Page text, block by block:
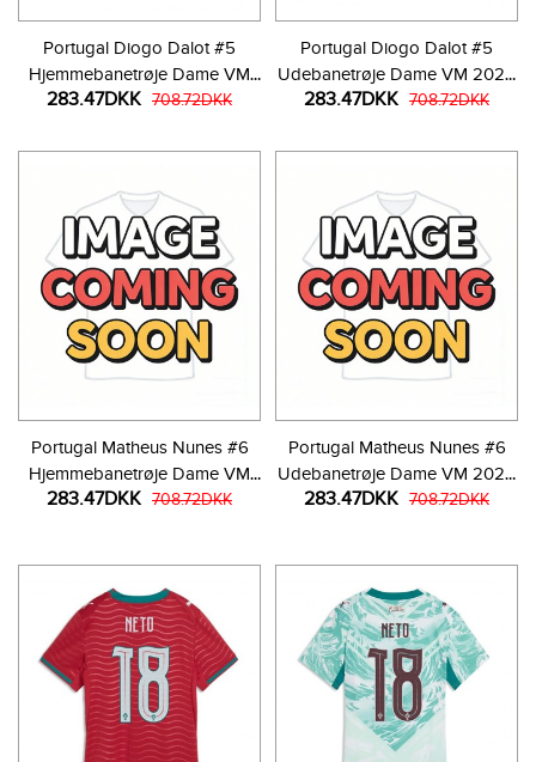
Portugal Diogo Dalot #5
Hjemmebanetrøje Dame VM
2026 Kortærmet
283.47DKK 708.72DKK
Portugal Diogo Dalot #5
Udebanetrøje Dame VM 2026
Kortærmet
283.47DKK 708.72DKK
Portugal Matheus Nunes #6
Hjemmebanetrøje Dame VM
2026 Kortærmet
283.47DKK 708.72DKK
Portugal Matheus Nunes #6
Udebanetrøje Dame VM 2026
Kortærmet
283.47DKK 708.72DKK